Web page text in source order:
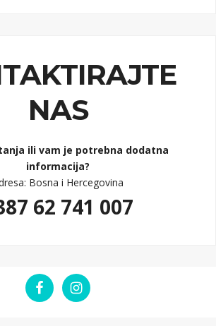
NAS
ili vam je potrebna dodatna
informacija?
Bosna i Hercegovina
62 741 007